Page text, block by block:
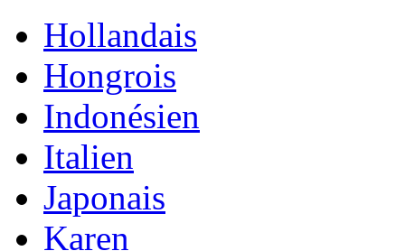
Hollandais
Hongrois
Indonésien
Italien
Japonais
Karen